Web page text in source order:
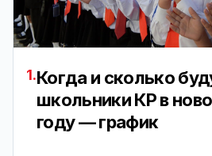
1.Когда и сколько
школьники КР в
году — график